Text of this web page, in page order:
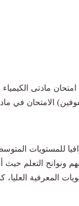
مادتى
الامتحان في
ونوانح التعلم حيث
70% و30% للمستويات